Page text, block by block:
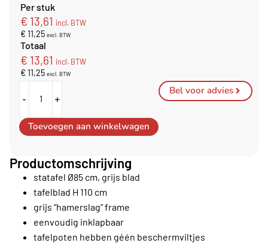
Per stuk
€ 13,61 incl. BTW
€ 11,25 excl. BTW
Totaal
€ 13,61 incl. BTW
€ 11,25 excl. BTW
- +
Toevoegen aan winkelwagen
Bel voor advies
Productomschrijving
statafel Ø85 cm, grijs blad
tafelblad H 110 cm
grijs “hamerslag” frame
eenvoudig inklapbaar
tafelpoten hebben géén beschermviltjes